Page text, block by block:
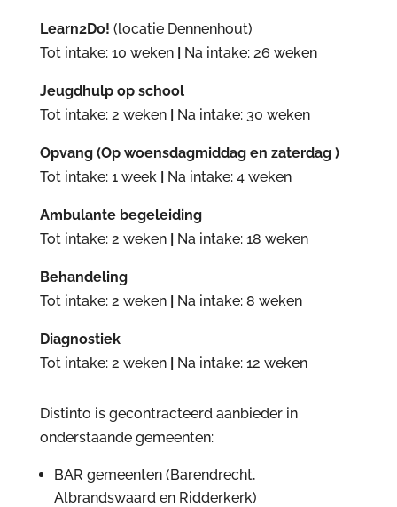
Learn2Do! (locatie Dennenhout)
Tot intake: 10 weken | Na intake: 26 weken
Jeugdhulp op school
Tot intake: 2 weken | Na intake: 30 weken
Opvang (Op woensdagmiddag en zaterdag )
Tot intake: 1 week | Na intake: 4 weken
Ambulante begeleiding
Tot intake: 2 weken | Na intake: 18 weken
Behandeling
Tot intake: 2 weken | Na intake: 8 weken
Diagnostiek
Tot intake: 2 weken | Na intake: 12 weken
Distinto is gecontracteerd aanbieder in
onderstaande gemeenten:
BAR gemeenten (Barendrecht,
Albrandswaard en Ridderkerk)